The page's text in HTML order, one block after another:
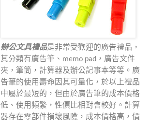
辦公文具禮品是非常受歡迎的廣告禮品，
其分類有廣告筆、 memo pad ，廣告文件
夾，筆筒，計算器及辦公記事本等等。廣
告筆的使用壽命因其可量化，於以上禮品
中屬於最短的，但由於廣告筆的成本價格
低、使用頻繁，性價比相對會較好。計算
器存在零部件損壞風險，成本價格高，價